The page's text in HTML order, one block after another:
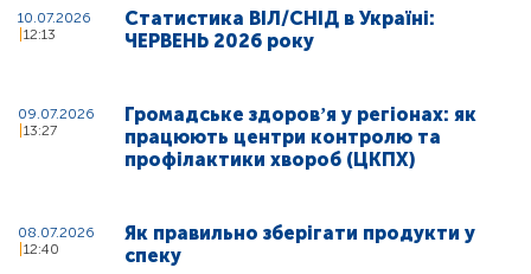
10.07.2026
12:13
Статистика ВІЛ/СНІД в Україні:
ЧЕРВЕНЬ 2026 року
09.07.2026
13:27
Громадське здоровʼя у регіонах: як
працюють центри контролю та
профілактики хвороб (ЦКПХ)
08.07.2026
12:40
Як правильно зберігати продукти у
спеку